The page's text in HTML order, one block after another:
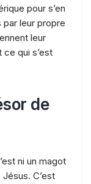
pour s’en
leur propre
leur
qui s’est
de
ni un magot
C’est